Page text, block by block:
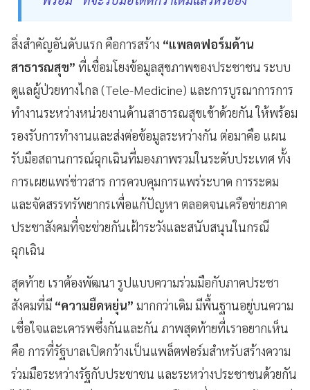
สิ่งสำคัญอันดับแรก คือการสร้าง “แพลตฟอร์มด้าน
สาธารณสุข” ที่เชื่อมโยงข้อมูลสุขภาพของประชาชน ระบบ
ดูแลผู้ป่วยทางไกล (Tele-Medicine) และการบูรณาการการ
ทำงานระหว่างหน่วยงานด้านสาธารณสุขเข้าด้วยกัน ให้พร้อม
รองรับการทำงานและส่งต่อข้อมูลระหว่างกัน ต่อมาคือ แผน
รับมือสถานการณ์ฉุกเฉินที่มองภาพรวมในระดับประเทศ ทั้ง
การเผยแพร่ข่าวสาร การควบคุมการแพร่ระบาด การระดม
และจัดสรรทรัพยากรเพื่อแก้ปัญหา ตลอดจนเครือข่ายภาค
ประชาสังคมที่จะช่วยกันเฝ้าระวังและสนับสนุนในกรณี
ฉุกเฉิน
สุดท้าย เราต้องพัฒนา รูปแบบความร่วมมือกับภาคประชา
สังคมที่มี “ความยืดหยุ่น” มากกว่าเดิม มีพื้นฐานอยู่บนความ
เชื่อใจและเคารพซึ่งกันและกัน ภาพสุดท้ายที่เราอยากเห็น
คือ การที่รัฐบาลเปิดกว้างเป็นแพล็ตฟอร์มสำหรับสร้างความ
ร่วมมือระหว่างรัฐกับประชาชน และระหว่างประชาชนด้วยกัน